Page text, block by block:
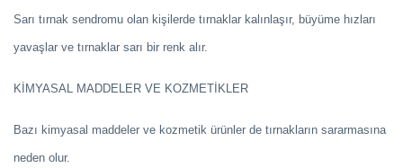
Sarı tırnak sendromu olan kişilerde tırnaklar kalınlaşır, büyüme hızları
yavaşlar ve tırnaklar sarı bir renk alır.
KİMYASAL MADDELER VE KOZMETİKLER
Bazı kimyasal maddeler ve kozmetik ürünler de tırnakların sararmasına
neden olur.